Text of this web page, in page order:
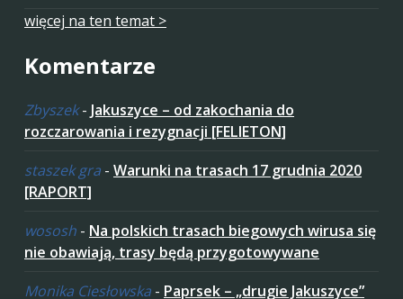
więcej na ten temat >
Komentarze
Zbyszek- Jakuszyce – od zakochania do
rozczarowania i rezygnacji [FELIETON]
staszek gra - Warunki na trasach 17 grudnia 2020
[RAPORT]
wososh - Na polskich trasach biegowych wirusa się
nie obawiają, trasy będą przygotowywane
Monika Ciesłowska - Paprsek – „drugie Jakuszyce”